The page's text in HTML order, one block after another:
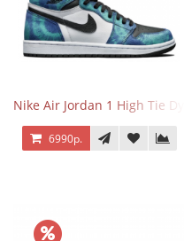
Nike Air Jordan 1 High Tie Dye
6990р.